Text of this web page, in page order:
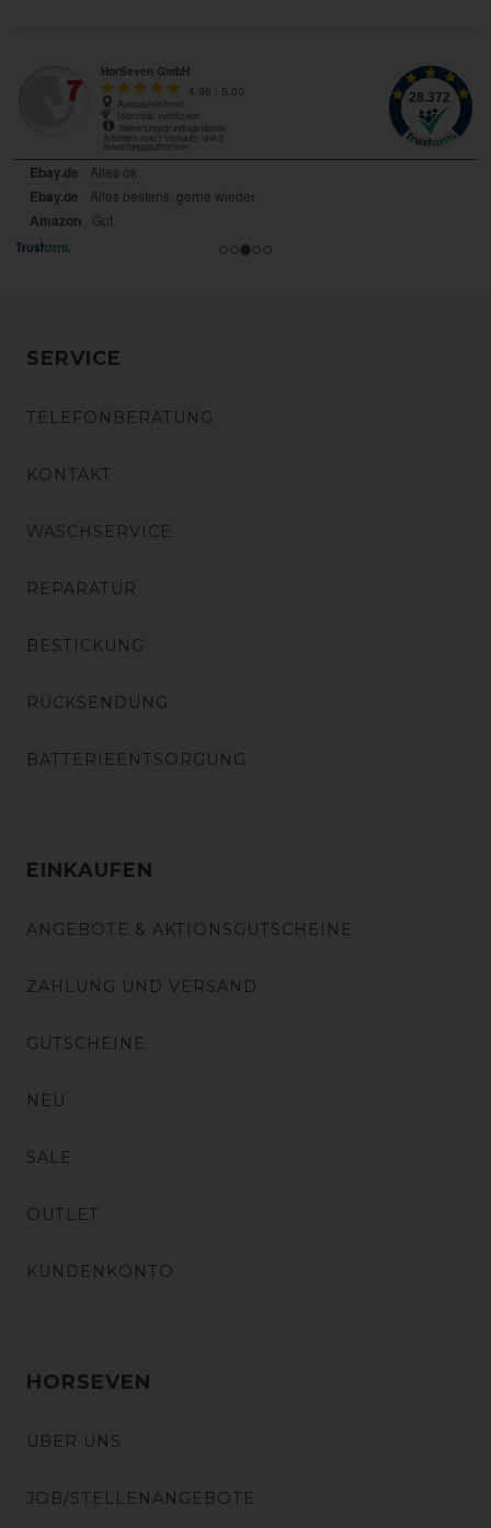
SERVICE
TELEFONBERATUNG
KONTAKT
WASCHSERVICE
REPARATUR
BESTICKUNG
RÜCKSENDUNG
BATTERIEENTSORGUNG
EINKAUFEN
ANGEBOTE & AKTIONSGUTSCHEINE
ZAHLUNG UND VERSAND
GUTSCHEINE
NEU
SALE
OUTLET
KUNDENKONTO
HORSEVEN
ÜBER UNS
JOB/STELLENANGEBOTE